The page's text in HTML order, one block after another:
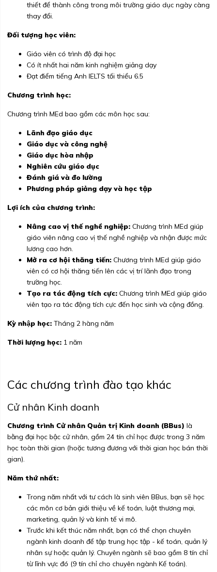
thiết để thành công trong môi trường giáo dục ngày càng
thay đổi.
Đối tượng học viên:
Giáo viên có trình độ đại học
Có ít nhất hai năm kinh nghiệm giảng dạy
Đạt điểm tiếng Anh IELTS tối thiểu 6.5
Chương trình học:
Chương trình MEd bao gồm các môn học sau:
Lãnh đạo giáo dục
Giáo dục và công nghệ
Giáo dục hòa nhập
Nghiên cứu giáo dục
Đánh giá và đo lường
Phương pháp giảng dạy và học tập
Lợi ích của chương trình:
Nâng cao vị thế nghề nghiệp: Chương trình MEd giúp
giáo viên nâng cao vị thế nghề nghiệp và nhận được mức
lương cao hơn.
Mở ra cơ hội thăng tiến: Chương trình MEd giúp giáo
viên có cơ hội thăng tiến lên các vị trí lãnh đạo trong
trường học.
Tạo ra tác động tích cực: Chương trình MEd giúp giáo
viên tạo ra tác động tích cực đến học sinh và cộng đồng.
Kỳ nhập học: Tháng 2 hàng năm
Thời lượng học: 1 năm
Các chương trình đào tạo khác
Cử nhân Kinh doanh
Chương trình Cử nhân Quản trị Kinh doanh (BBus) là
bằng đại học bậc cử nhân, gồm 24 tín chỉ học được trong 3 năm
học toàn thời gian (hoặc tương đương với thời gian học bán thời
gian).
Năm thứ nhất:
Trong năm nhất với tư cách là sinh viên BBus, bạn sẽ học
các môn cơ bản giới thiệu về kế toán, luật thương mại,
marketing, quản lý và kinh tế vi mô.
Trước khi kết thúc năm nhất, bạn có thể chọn chuyên
ngành kinh doanh để tập trung học tập - kế toán, quản lý
nhân sự hoặc quản lý. Chuyên ngành sẽ bao gồm 8 tín chỉ
từ lĩnh vực đó (9 tín chỉ cho chuyên ngành Kế toán).